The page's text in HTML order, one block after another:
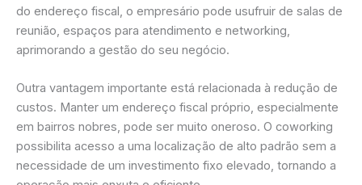
do endereço fiscal, o empresário pode usufruir de salas de
reunião, espaços para atendimento e networking,
aprimorando a gestão do seu negócio.
Outra vantagem importante está relacionada à redução de
custos. Manter um endereço fiscal próprio, especialmente
em bairros nobres, pode ser muito oneroso. O coworking
possibilita acesso a uma localização de alto padrão sem a
necessidade de um investimento fixo elevado, tornando a